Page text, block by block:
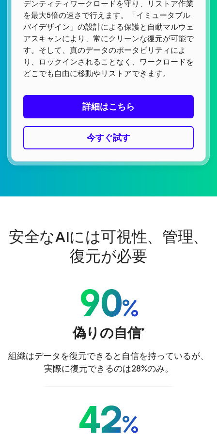
デンティティワークロードを守り、リストア作業
を最大5倍の速さで行えます。「イミュータブル
バイデザイン」の設計による保護と自動マルウェ
アスキャンにより、常にクリーンな復元が可能で
す。そして、真のデータのポータビリティによ
り、ロックインされることなく、ワークロードを
どこでも自由に移動やリストアできます。
詳細はこちら
今すぐ試す
安全なAIには可視性、管理、
復元が必要
90%
偽りの自信*
組織はデータを復元できると自信を持っているが、
実際に復元できるのは28%のみ。
42%